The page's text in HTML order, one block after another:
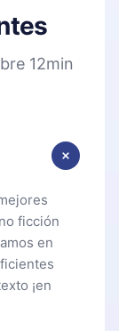
12min
ficción
en
¡en